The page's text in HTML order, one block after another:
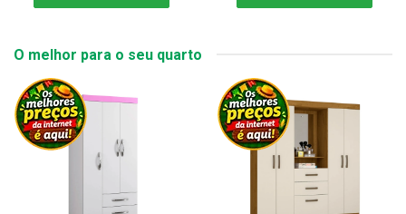
O melhor para o seu quarto